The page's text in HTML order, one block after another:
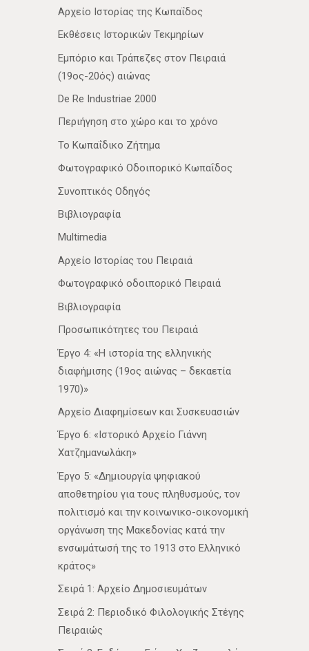
Αρχείο Ιστορίας της Κωπαΐδος
Εκθέσεις Ιστορικών Τεκμηρίων
Εμπόριο και Τράπεζες στον Πειραιά
(19ος-20ός) αιώνας
De Re Industriae 2000
Περιήγηση στο χώρο και το χρόνο
Το Κωπαΐδικο Ζήτημα
Φωτογραφικό Οδοιπορικό Κωπαΐδος
Συνοπτικός Οδηγός
Βιβλιογραφία
Multimedia
Αρχείο Ιστορίας του Πειραιά
Φωτογραφικό οδοιπορικό Πειραιά
Βιβλιογραφία
Προσωπικότητες του Πειραιά
Έργο 4: «Η ιστορία της ελληνικής
διαφήμισης (19ος αιώνας – δεκαετία
1970)»
Αρχείο Διαφημίσεων και Συσκευασιών
Έργο 6: «Ιστορικό Αρχείο Γιάννη
Χατζημανωλάκη»
Έργο 5: «Δημιουργία ψηφιακού
αποθετηρίου για τους πληθυσμούς, τον
πολιτισμό και την κοινωνικο-οικονομική
οργάνωση της Μακεδονίας κατά την
ενσωμάτωσή της το 1913 στο Ελληνικό
κράτος»
Σειρά 1: Αρχείο Δημοσιευμάτων
Σειρά 2: Περιοδικό Φιλολογικής Στέγης
Πειραιώς